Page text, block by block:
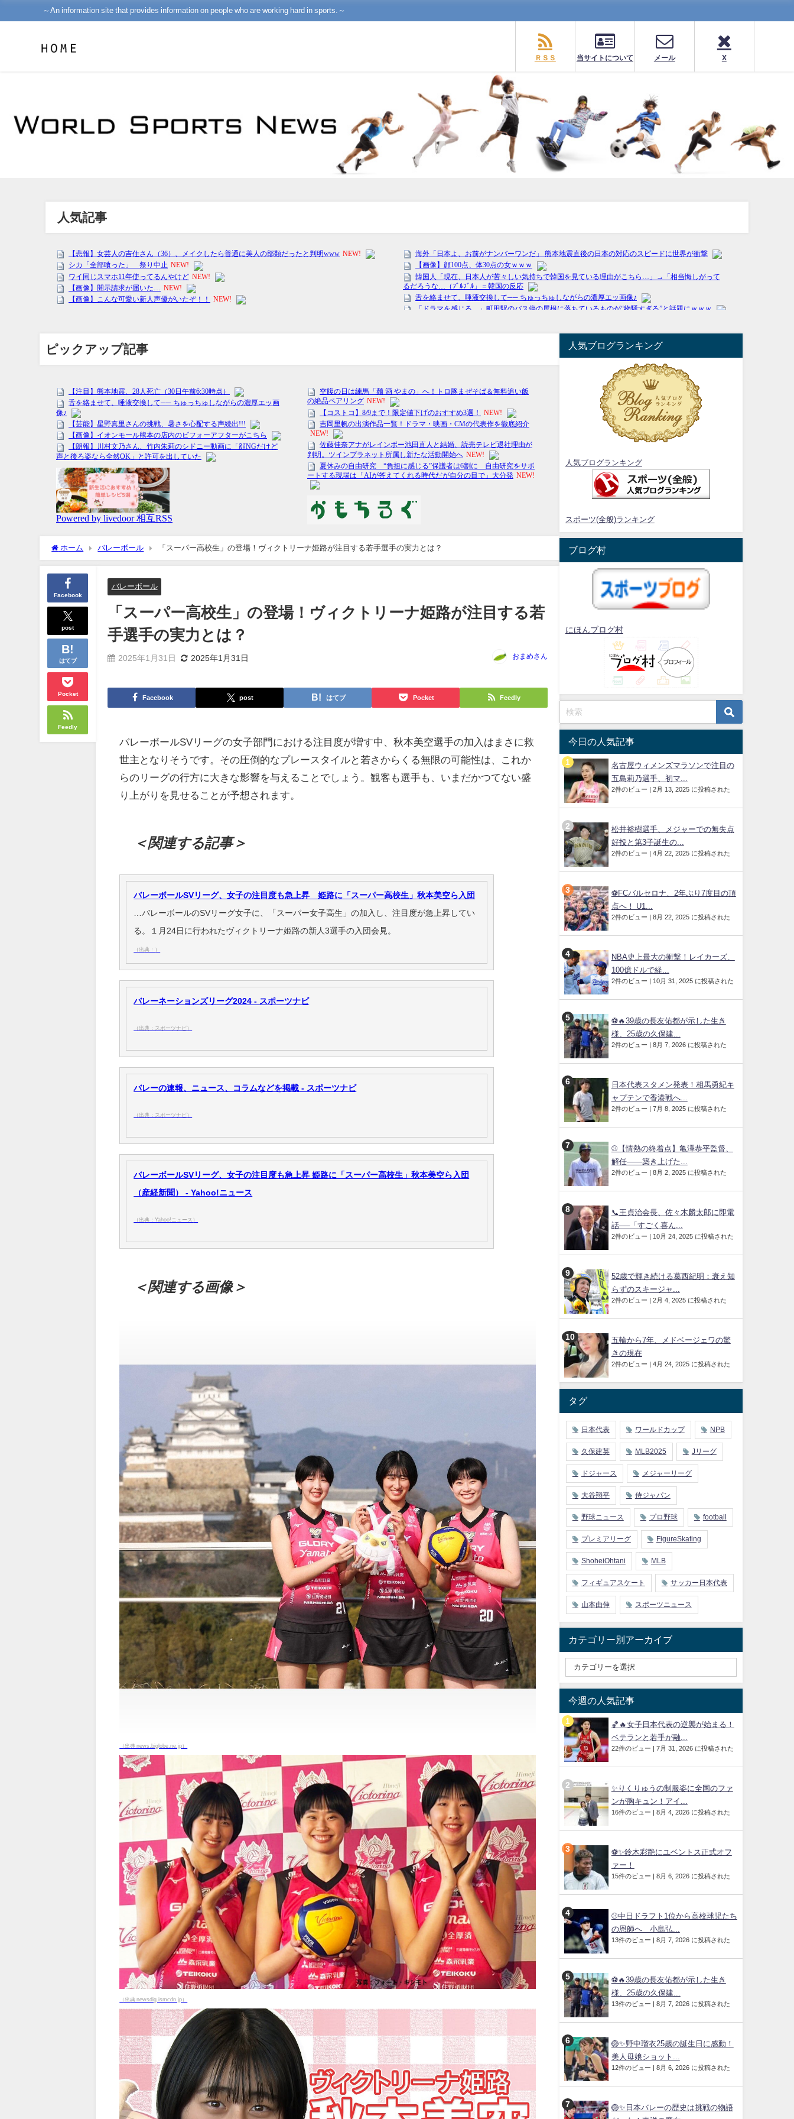
～An information site that provides information on people who are working hard in sports.～
ＲＳＳ 当サイトについて メール X
人気記事
ピックアップ記事
ホーム バレーボール 「スーパー高校生」の登場！ヴィクトリーナ姫路が注目する若手選手の実力とは？
Facebook
post
はてブ
Pocket
Feedly
バレーボール
「スーパー高校生」の登場！ヴィクトリーナ姫路が注目する若
手選手の実力とは？
2025年1月31日 2025年1月31日 おまめさん
Facebook post はてブ Pocket Feedly
バレーボールSVリーグの女子部門における注目度が増す中、秋本美空選手の加入はまさに救
世主となりそうです。その圧倒的なプレースタイルと若さからくる無限の可能性は、これか
らのリーグの行方に大きな影響を与えることでしょう。観客も選手も、いまだかつてない盛
り上がりを見せることが予想されます。
＜関連する記事＞
バレーボールSVリーグ、女子の注目度も急上昇 姫路に「スーパー高校生」秋本美空ら入団
…バレーボールのSVリーグ女子に、「スーパー女子高生」の加入し、注目度が急上昇してい
る。１月24日に行われたヴィクトリーナ姫路の新人3選手の入団会見。
（出典：）
バレーネーションズリーグ2024 - スポーツナビ
（出典：スポーツナビ）
バレーの速報、ニュース、コラムなどを掲載 - スポーツナビ
（出典：スポーツナビ）
バレーボールSVリーグ、女子の注目度も急上昇 姫路に「スーパー高校生」秋本美空ら入団
（産経新聞） - Yahoo!ニュース
（出典：Yahoo!ニュース）
＜関連する画像＞
（出典 news.biglobe.ne.jp）
（出典 newsdig.ismcdn.jp）
人気ブログランキング
人気ブログランキング
スポーツ(全般)ランキング
ブログ村
にほんブログ村
今日の人気記事
名古屋ウィメンズマラソンで注目の
五島莉乃選手、初マ...
2件のビュー 2月 13, 2025 に投稿された
松井裕樹選手、メジャーでの無失点
好投と第3子誕生の...
2件のビュー 4月 22, 2025 に投稿された
⚽️FCバルセロナ、2年ぶり7度目の頂
点へ！ U1...
2件のビュー 8月 22, 2025 に投稿された
NBA史上最大の衝撃！レイカーズ、
100億ドルで経...
2件のビュー 10月 31, 2025 に投稿された
⚽🔥39歳の長友佑都が示した生き
様、25歳の久保建...
2件のビュー 8月 7, 2026 に投稿された
日本代表スタメン発表！相馬勇紀キ
ャプテンで香港戦へ...
2件のビュー 7月 8, 2025 に投稿された
⚾【情熱の終着点】亀澤恭平監督、
解任――築き上げた...
2件のビュー 8月 2, 2025 に投稿された
📞王貞治会長、佐々木麟太郎に即電
話──「すごく喜ん...
2件のビュー 10月 24, 2025 に投稿された
52歳で輝き続ける葛西紀明：衰え知
らずのスキージャ...
2件のビュー 2月 4, 2025 に投稿された
五輪から7年、メドベージェワの驚
きの現在
2件のビュー 4月 24, 2025 に投稿された
タグ
日本代表 ワールドカップ NPB
久保建英 MLB2025 Jリーグ
ドジャース メジャーリーグ
大谷翔平 侍ジャパン
野球ニュース プロ野球 football
プレミアリーグ FigureSkating
ShoheiOhtani MLB
フィギュアスケート サッカー日本代表
山本由伸 スポーツニュース
カテゴリー別アーカイブ
今週の人気記事
🏀🔥女子日本代表の逆襲が始まる！
ベテランと若手が融...
22件のビュー 7月 31, 2026 に投稿された
✨りくりゅうの制服姿に全国のファ
ンが胸キュン！アイ...
16件のビュー 8月 4, 2026 に投稿された
⚽✨鈴木彩艶にユベントス正式オフ
ァー！
15件のビュー 8月 6, 2026 に投稿された
⚾中日ドラフト1位から高校球児たち
の恩師へ 小島弘...
13件のビュー 8月 7, 2026 に投稿された
⚽🔥39歳の長友佑都が示した生き
様、25歳の久保建...
13件のビュー 8月 7, 2026 に投稿された
🏐✨野中瑠衣25歳の誕生日に感動！
美人母娘ショット...
12件のビュー 8月 6, 2026 に投稿された
🏐✨日本バレーの歴史は挑戦の物語